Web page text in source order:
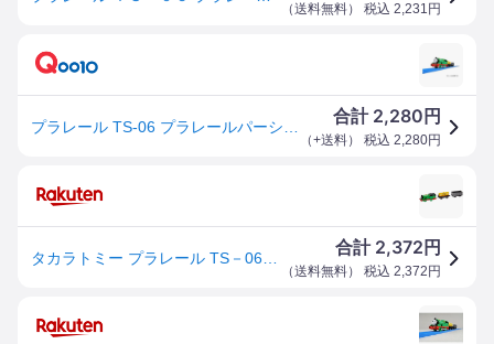
（送料無料） 税込 2,231 円
合計 2,280 円
（+送料） 税込 2,280円
合計 2,372 円
（送料無料） 税込 2,372 円